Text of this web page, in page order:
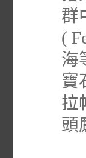
群
(
海
寶
拉
頭